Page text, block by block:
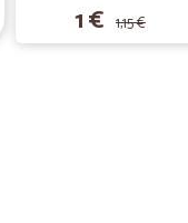
1 € 1,15 €